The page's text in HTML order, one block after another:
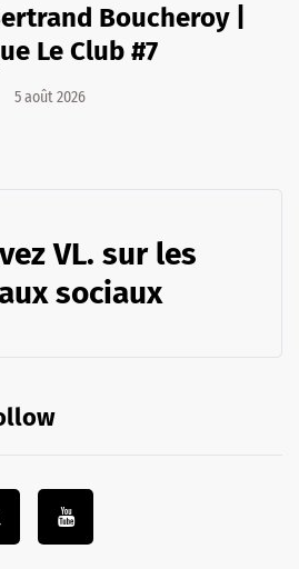
Boucheroy |
Le Club #7
5 août 2026
VL. sur les
sociaux